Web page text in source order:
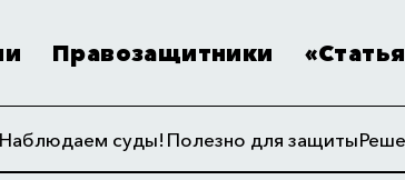
Правозащитники
Наблюдаем суды! Полезно для защиты